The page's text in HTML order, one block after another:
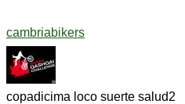
cambriabikers
copadicima loco suerte salud2